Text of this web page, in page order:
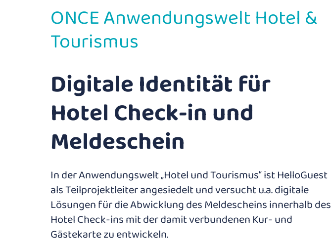
ONCE Anwendungswelt Hotel &
Tourismus
Digitale Identität für
Hotel Check-in und
Meldeschein
In der Anwendungswelt „Hotel und Tourismus“ ist HelloGuest
als Teilprojektleiter angesiedelt und versucht u.a. digitale
Lösungen für die Abwicklung des Meldescheins innerhalb des
Hotel Check-ins mit der damit verbundenen Kur- und
Gästekarte zu entwickeln.